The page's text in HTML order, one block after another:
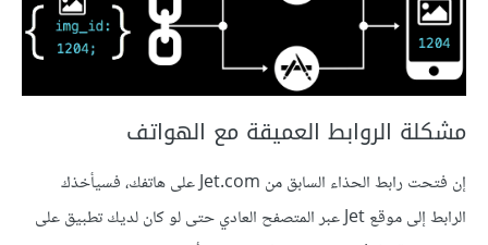
مشكلة الروابط العميقة مع الهواتف
إن فتحت رابط الحذاء السابق من Jet.com على هاتفك، فسيأخذك
الرابط إلى موقع Jet عبر المتصفح العادي حتى لو كان لديك تطبيق على